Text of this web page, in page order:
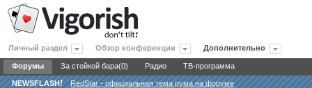
Личный раздел Обзор конференции Дополнительно
Форумы За стойкой бара(0) Радио ТВ-программа
NEWSFLASH!
RedStar - официальная тема рума на форуме